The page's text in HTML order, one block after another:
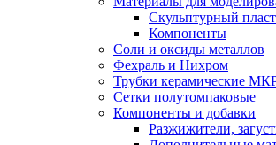
Скульптурный
Компоненты
Соли и оксиды металлов
Фехраль и Нихром
Трубки керамические
Сетки полутомпаковые
Компоненты и добавки
Разжижители,